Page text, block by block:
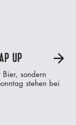
UP A
Bier, sondern
stehen bei